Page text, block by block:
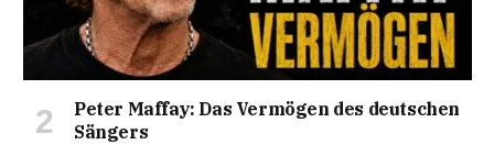
Peter Maffay: Das Vermögen des deutschen
Sängers